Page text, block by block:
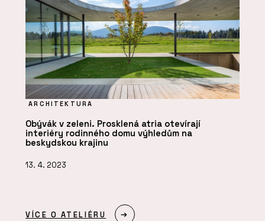
ARCHITEKTURA
Obývák v zeleni. Prosklená atria otevírají
interiéry rodinného domu výhledům na
beskydskou krajinu
13. 4. 2023
VÍCE O ATELIÉRU